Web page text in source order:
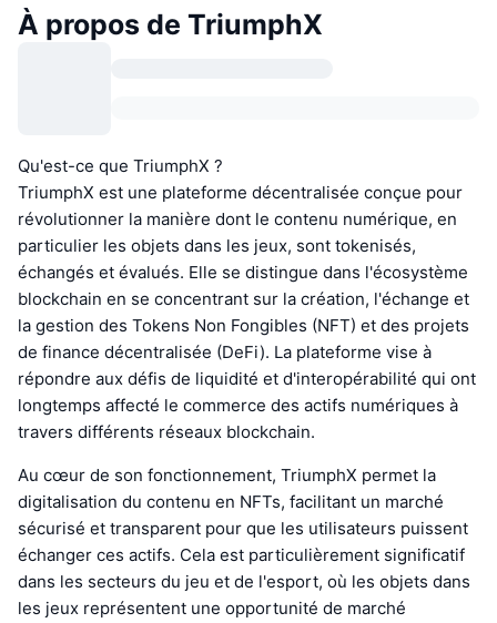
À propos de TriumphX
Qu'est-ce que TriumphX ?
TriumphX est une plateforme décentralisée conçue pour
révolutionner la manière dont le contenu numérique, en
particulier les objets dans les jeux, sont tokenisés,
échangés et évalués. Elle se distingue dans l'écosystème
blockchain en se concentrant sur la création, l'échange et
la gestion des Tokens Non Fongibles (NFT) et des projets
de finance décentralisée (DeFi). La plateforme vise à
répondre aux défis de liquidité et d'interopérabilité qui ont
longtemps affecté le commerce des actifs numériques à
travers différents réseaux blockchain.
Au cœur de son fonctionnement, TriumphX permet la
digitalisation du contenu en NFTs, facilitant un marché
sécurisé et transparent pour que les utilisateurs puissent
échanger ces actifs. Cela est particulièrement significatif
dans les secteurs du jeu et de l'esport, où les objets dans
les jeux représentent une opportunité de marché